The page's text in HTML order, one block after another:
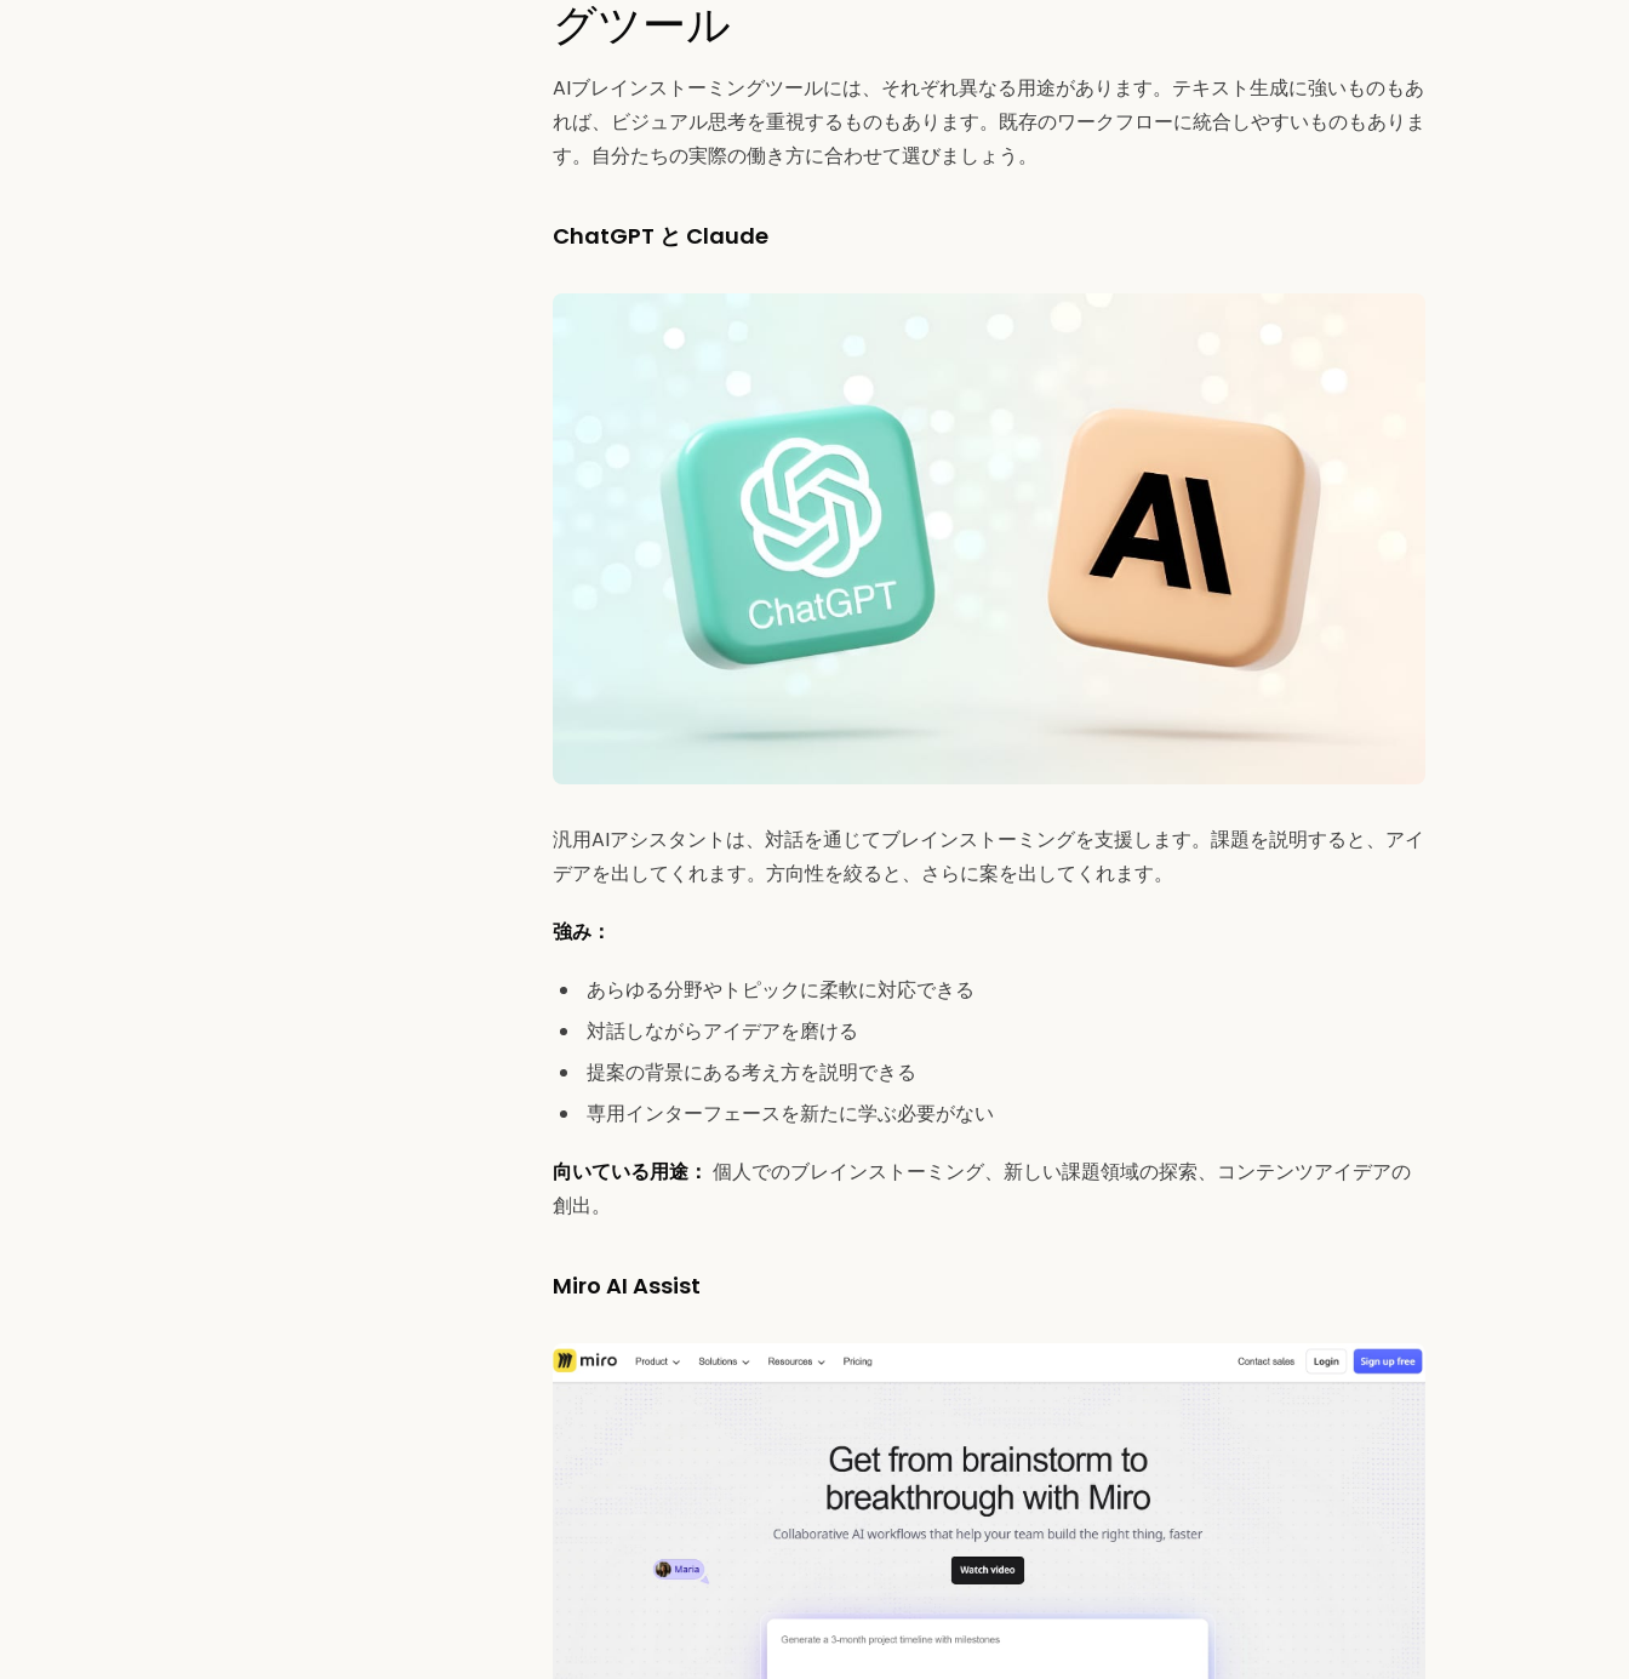
グツール
AIブレインストーミングツールには、それぞれ異なる用途があります。テキスト生成に強いものもあ
れば、ビジュアル思考を重視するものもあります。既存のワークフローに統合しやすいものもありま
す。自分たちの実際の働き方に合わせて選びましょう。
ChatGPT と Claude
汎用AIアシスタントは、対話を通じてブレインストーミングを支援します。課題を説明すると、アイ
デアを出してくれます。方向性を絞ると、さらに案を出してくれます。
強み：
あらゆる分野やトピックに柔軟に対応できる
対話しながらアイデアを磨ける
提案の背景にある考え方を説明できる
専用インターフェースを新たに学ぶ必要がない
向いている用途： 個人でのブレインストーミング、新しい課題領域の探索、コンテンツアイデアの
創出。
Miro AI Assist